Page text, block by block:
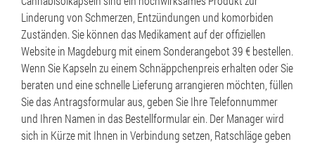
Linderung von Schmerzen, Entzündungen und komorbiden
Zuständen. Sie können das Medikament auf der offiziellen
Website in Magdeburg mit einem Sonderangebot 39 € bestellen.
Wenn Sie Kapseln zu einem Schnäppchenpreis erhalten oder Sie
beraten und eine schnelle Lieferung arrangieren möchten, füllen
Sie das Antragsformular aus, geben Sie Ihre Telefonnummer
und Ihren Namen in das Bestellformular ein. Der Manager wird
sich in Kürze mit Ihnen in Verbindung setzen, Ratschläge geben